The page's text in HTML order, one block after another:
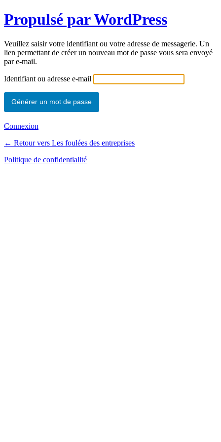
Propulsé par WordPress
Veuillez saisir votre identifiant ou votre adresse de messagerie. Un
lien permettant de créer un nouveau mot de passe vous sera envoyé
par e-mail.
Identifiant ou adresse e-mail
Connexion
← Retour vers Les foulées des entreprises
Politique de confidentialité